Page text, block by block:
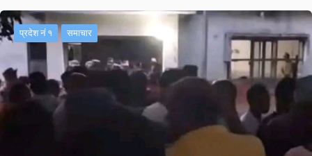
प्रदेश नं १ समाचार